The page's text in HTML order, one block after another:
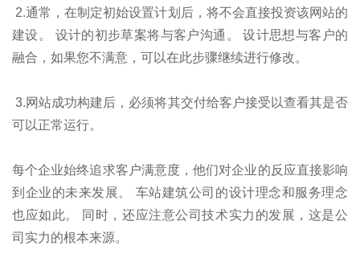
2.通常，在制定初始设置计划后，将不会直接投资该网站的
建设。 设计的初步草案将与客户沟通。 设计思想与客户的
融合，如果您不满意，可以在此步骤继续进行修改。
3.网站成功构建后，必须将其交付给客户接受以查看其是否
可以正常运行。
每个企业始终追求客户满意度，他们对企业的反应直接影响
到企业的未来发展。 车站建筑公司的设计理念和服务理念
也应如此。 同时，还应注意公司技术实力的发展，这是公
司实力的根本来源。